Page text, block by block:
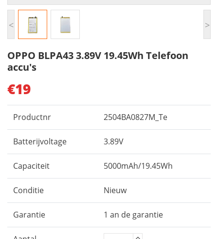
< >
OPPO BLPA43 3.89V 19.45Wh Telefoon
accu's
€19
Productnr 2504BA0827M_Te
Batterijvoltage 3.89V
Capaciteit 5000mAh/19.45Wh
Conditie Nieuw
Garantie 1 an de garantie